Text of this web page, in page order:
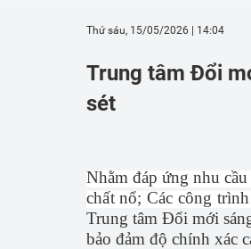
Chức năng nhiệm
Danh bạ điện
Thứ sáu, 15/05/2026 | 14:04
Trung tâm Đổi
sét
Nhằm đáp ứng nhu
chất nổ; Các công
Trung tâm Đổi mới
bảo đảm độ chính xác